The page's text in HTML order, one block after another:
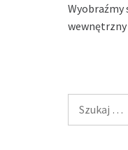
Wyobraźmy